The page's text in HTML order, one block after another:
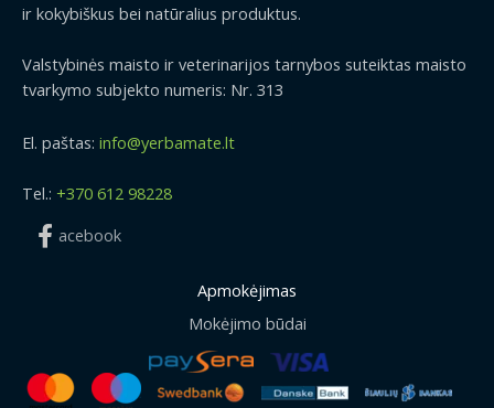
ir kokybiškus bei natūralius produktus.
Valstybinės maisto ir veterinarijos tarnybos suteiktas maisto
tvarkymo subjekto numeris: Nr. 313
El. paštas: info@yerbamate.lt
Tel.: +370 612 98228
acebook
Apmokėjimas
Mokėjimo būdai